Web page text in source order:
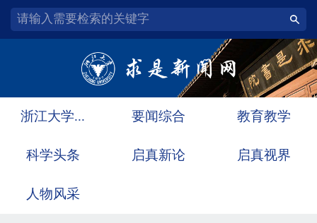
浙江大学... 要闻综合 教育教学
科学头条 启真新论 启真视界
人物风采